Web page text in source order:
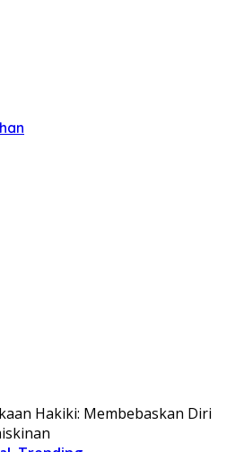
Hakiki: Membebaskan Diri